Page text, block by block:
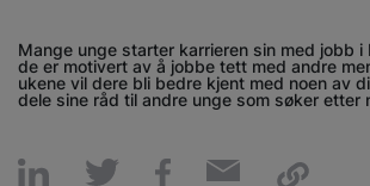
Mange unge starter karrieren sin med jobb
de er motivert av å jobbe tett med andre
ukene vil dere bli bedre kjent med noen av
dele sine råd til andre unge som søker etter